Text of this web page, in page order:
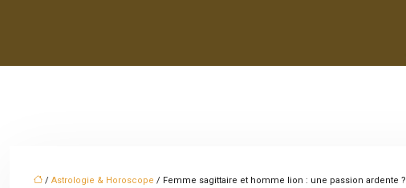
/ Astrologie & Horoscope / Femme sagittaire et homme lion : une passion ardente ?